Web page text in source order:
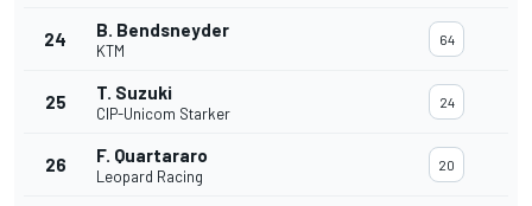
24 B. Bendsneyder
KTM
64
25 T. Suzuki
CIP-Unicom Starker
24
26 F. Quartararo
Leopard Racing
20